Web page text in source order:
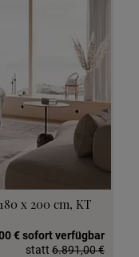
x 200 cm, KT
€ sofort verfügbar
statt 6.891,00 €